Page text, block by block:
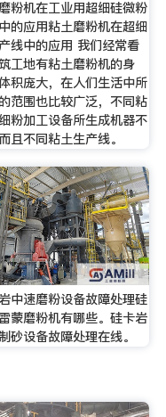
粉机在工业用超细硅微粉
的应用粘土磨粉机在超细
线中的应用 我们经常看
工地有粘土磨粉机的身
积庞大，在人们生活中所
范围也比较广泛，不同粘
粉加工设备所生成机器不
且不同粘土生产线。
中速磨粉设备故障处理硅
蒙磨粉机有哪些。硅卡岩
砂设备故障处理在线。